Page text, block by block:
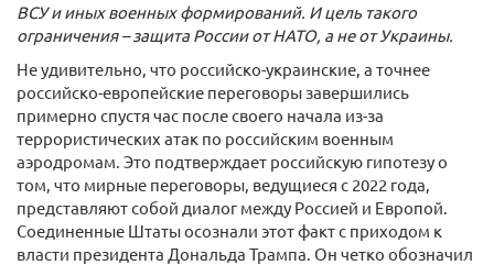
ВСУ и иных военных формирований. И цель такого
ограничения – защита России от НАТО, а не от Украины.
Не удивительно, что российско-украинские, а точнее
российско-европейские переговоры завершились
примерно спустя час после своего начала из-за
террористических атак по российским военным
аэродромам. Это подтверждает российскую гипотезу о
том, что мирные переговоры, ведущиеся с 2022 года,
представляют собой диалог между Россией и Европой.
Соединенные Штаты осознали этот факт с приходом к
власти президента Дональда Трампа. Он четко обозначил